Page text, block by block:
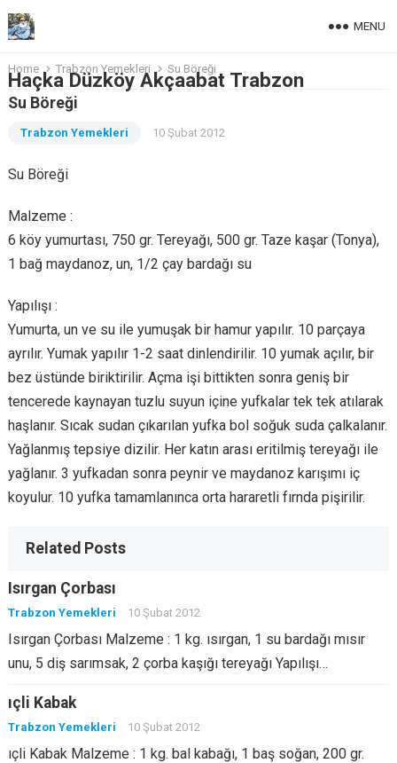
Haçka Düzköy Akçaabat Trabzon
MENU
Home Trabzon Yemekleri Su Böreği
Su Böreği
Trabzon Yemekleri 10 Şubat 2012
Su Böreği
Malzeme :
6 köy yumurtası, 750 gr. Tereyağı, 500 gr. Taze kaşar (Tonya),
1 bağ maydanoz, un, 1/2 çay bardağı su
Yapılışı :
Yumurta, un ve su ile yumuşak bir hamur yapılır. 10 parçaya
ayrılır. Yumak yapılır 1-2 saat dinlendirilir. 10 yumak açılır, bir
bez üstünde biriktirilir. Açma işi bittikten sonra geniş bir
tencerede kaynayan tuzlu suyun içine yufkalar tek tek atılarak
haşlanır. Sıcak sudan çıkarılan yufka bol soğuk suda çalkalanır.
Yağlanmış tepsiye dizilir. Her katın arası eritilmiş tereyağı ile
yağlanır. 3 yufkadan sonra peynir ve maydanoz karışımı iç
koyulur. 10 yufka tamamlanınca orta hararetli fırnda pişirilir.
Related Posts
Isırgan Çorbası
Trabzon Yemekleri 10 Şubat 2012
Isırgan Çorbası Malzeme : 1 kg. ısırgan, 1 su bardağı mısır
unu, 5 diş sarımsak, 2 çorba kaşığı tereyağı Yapılışı…
ıçli Kabak
Trabzon Yemekleri 10 Şubat 2012
ıçli Kabak Malzeme : 1 kg. bal kabağı, 1 baş soğan, 200 gr.